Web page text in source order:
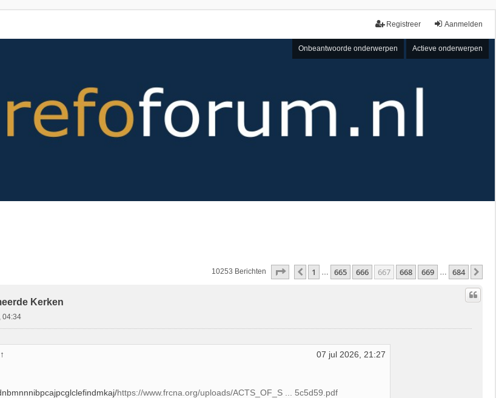
Aanmelden
Registreer
Onbeantwoorde onderwerpen Actieve onderwerpen
10253 Berichten Pagina667Van684
Vorige
1 … 665 666 667 668 669 … 684
Kerken
04:34
↑ 07 jul 2026, 21:27
https://www.frcna.org/uploads/ACTS_OF_S ... 5c5d59.pdf